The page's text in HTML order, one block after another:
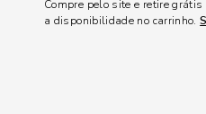
Compre pelo site e retire
a disponibilidade no carrinho.